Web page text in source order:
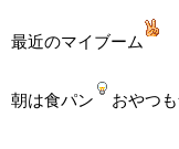
最近のマイブーム
朝は食パン おやつ